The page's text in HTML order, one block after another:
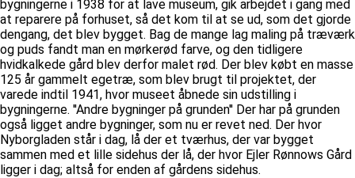
bygningerne i 1938 for at lave museum, gik arbejdet i gang med
at reparere på forhuset, så det kom til at se ud, som det gjorde
dengang, det blev bygget. Bag de mange lag maling på træværk
og puds fandt man en mørkerød farve, og den tidligere
hvidkalkede gård blev derfor malet rød. Der blev købt en masse
125 år gammelt egetræ, som blev brugt til projektet, der
varede indtil 1941, hvor museet åbnede sin udstilling i
bygningerne. ''Andre bygninger på grunden'' Der har på grunden
også ligget andre bygninger, som nu er revet ned. Der hvor
Nyborgladen står i dag, lå der et tværhus, der var bygget
sammen med et lille sidehus der lå, der hvor Ejler Rønnows Gård
ligger i dag; altså for enden af gårdens sidehus.